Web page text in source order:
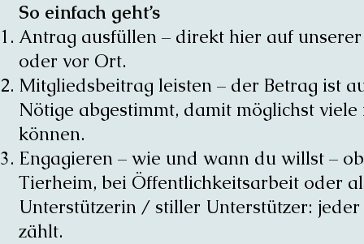
So einfach geht’s
Antrag ausfüllen – direkt hier auf
oder vor Ort.
Mitgliedsbeitrag leisten – der Betrag ist
Nötige abgestimmt, damit möglichst viele
können.
Engagieren – wie und wann du willst –
Tierheim, bei Öffentlichkeitsarbeit oder
Unterstützerin / stiller Unterstützer: jeder
zählt.